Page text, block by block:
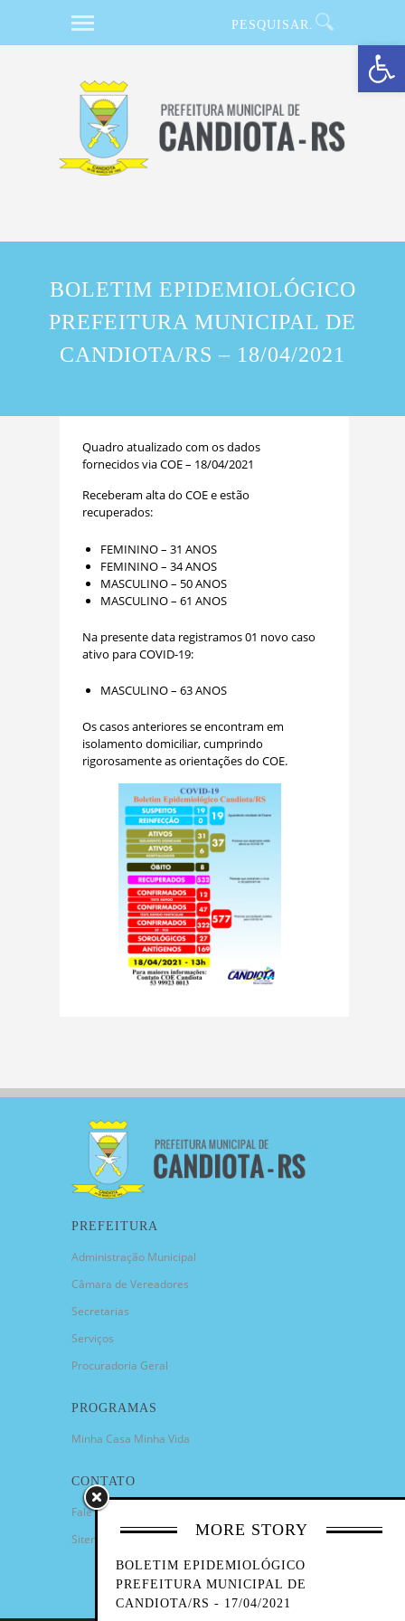
Barra de Ferramentas Aberta
BOLETIM EPIDEMIOLÓGICO
PREFEITURA MUNICIPAL DE
CANDIOTA/RS – 18/04/2021
Quadro atualizado com os dados
fornecidos via COE – 18/04/2021
Receberam alta do COE e estão
recuperados:
FEMININO – 31 ANOS
FEMININO – 34 ANOS
MASCULINO – 50 ANOS
MASCULINO – 61 ANOS
Na presente data registramos 01 novo caso
ativo para COVID-19:
MASCULINO – 63 ANOS
Os casos anteriores se encontram em
isolamento domiciliar, cumprindo
rigorosamente as orientações do COE.
MORE STORY
BOLETIM EPIDEMIOLÓGICO
PREFEITURA MUNICIPAL DE
CANDIOTA/RS - 17/04/2021
PREFEITURA
Administração Municipal
Câmara de Vereadores
Secretarias
Serviços
Procuradoria Geral
PROGRAMAS
Minha Casa Minha Vida
CONTATO
Fale Conosco
Sitemap